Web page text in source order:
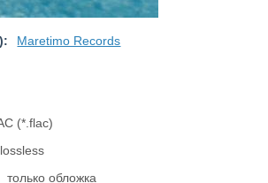
Maretimo Records
(*.flac)
lossless
только обложка